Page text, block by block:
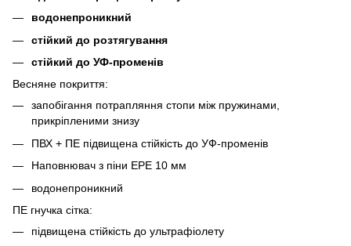
водонепроникний
стійкий до розтягування
стійкий до УФ-променів
Весняне покриття:
запобігання потрапляння стопи між пружинами,
прикріпленими знизу
ПВХ + ПЕ підвищена стійкість до УФ-променів
Наповнювач з піни EPE 10 мм
водонепроникний
ПЕ гнучка сітка:
підвищена стійкість до ультрафіолету